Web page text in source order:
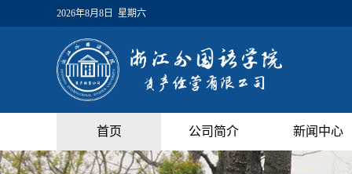
2026年8月8日 星期六
首页 公司简介 新闻中心